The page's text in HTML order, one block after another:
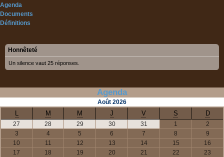
Agenda
Documents
Définitions
Honnêteté
Un silence vaut 25 réponses.
Agenda
Août 2026
L M M J V S D
27 28 29 30 31 1
2
3
4 5 6 7 8
9
10
11 12 13 14 15
16
17
18 19 20 21 22 23